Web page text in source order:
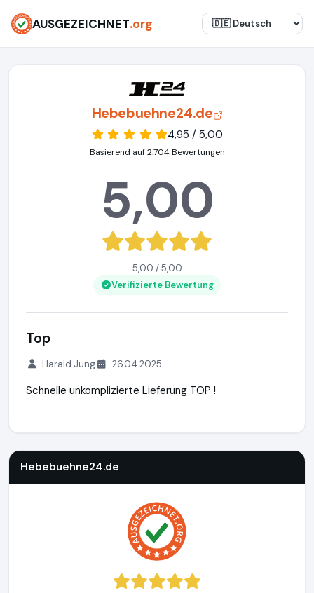
AUSGEZEICHNET.org
Hebebuehne24.de
4,95 / 5,00
Basierend auf 2.704 Bewertungen
5,00
5,00 / 5,00
Verifizierte Bewertung
Top
Harald Jung 26.04.2025
Schnelle unkomplizierte Lieferung TOP !
Hebebuehne24.de